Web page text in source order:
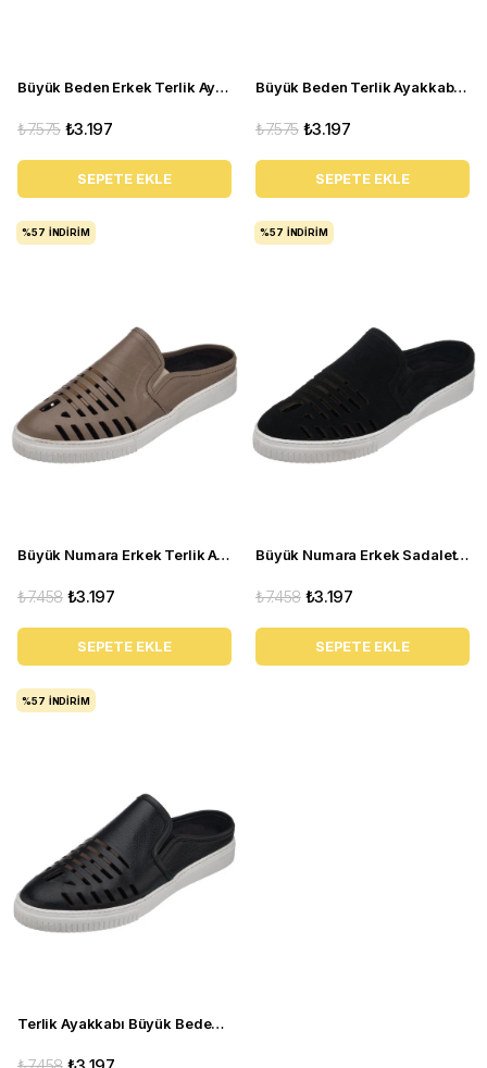
Büyük Beden Erkek Terlik Ayakkabı - Kley-01 Kum
₺3.197
₺7.575
SEPETE EKLE
Büyük Beden Terlik Ayakkabı - Kley-01 Kahverengi
₺3.197
₺7.575
SEPETE EKLE
Büyük Numara Erkek Terlik Ayakkabı - Kaan-07 Vizon
₺3.197
₺7.458
SEPETE EKLE
%57 İNDIRIM
Büyük Numara Erkek Sadalet Terlik Ayakkabı - Kaan-07 Siyah
₺3.197
₺7.458
SEPETE EKLE
%57 İNDIRIM
Terlik Ayakkabı Büyük Beden - Kaan-07 Siyah Deri
%57 İNDIRIM